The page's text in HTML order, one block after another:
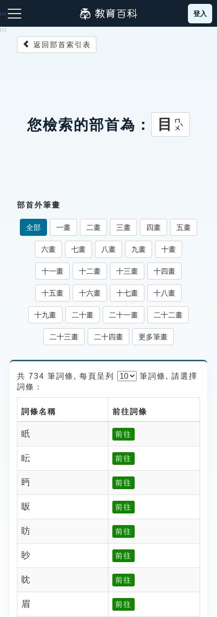
到
主
:::
成語故事
索引選單
知識索引
單字索引
生命大百科索引
遊戲專區
貓頭鷹博士
登入
:::
返回部首索引表
您檢索的部首為： 目 ㄇㄨˋ
部首外筆畫
全部 一畫 二畫 三畫 四畫 五畫
六畫 七畫 八畫 九畫 十畫
十一畫 十二畫 十三畫 十四畫
十五畫 十六畫 十七畫 十八畫
十九畫 二十畫 二十一畫 二十二畫
二十三畫 二十四畫 更多筆畫
共 734 筆詞條, 每頁呈列 筆詞條, 請選擇
詞條：
詞條名稱 前往詞條
眂 前往
眃 前往
眄 前往
眅 前往
眆 前往
眇 前往
眈 前往
眉 前往